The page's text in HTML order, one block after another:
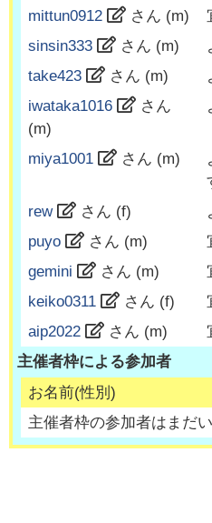
mittun0912 さん (m)
sinsin333
さん (m)
take423
さん (m)
iwataka1016
さん
(m)
miya1001 さん (m)
rew
さん (f)
puyo
さん (m)
gemini
さん (m)
keiko0311
さん (f)
aip2022
さん (m)
主催者枠による参加者
お名前(性別)
主催者枠の参加者はまだ